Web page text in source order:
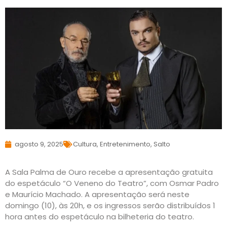
agosto 9, 2025 Cultura, Entretenimento, Salto
A Sala Palma de Ouro recebe a apresentação gratuita
do espetáculo “O Veneno do Teatro”, com Osmar Padro
e Maurício Machado. A apresentação será neste
domingo (10), às 20h, e os ingressos serão distribuídos 1
hora antes do espetáculo na bilheteria do teatro.